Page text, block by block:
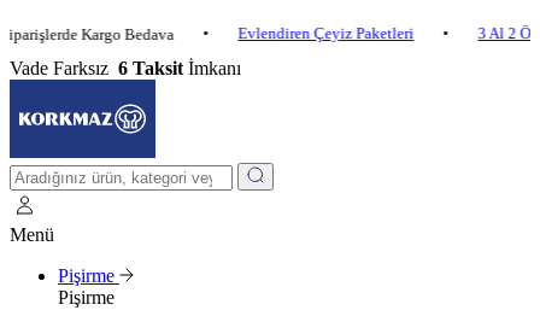
Kargo Bedava • Evlendiren Çeyiz Paketleri • 3 Al 2 Öde •
Vade Farksız 6 Taksit İmkanı
Menü
Pişirme
Pişirme